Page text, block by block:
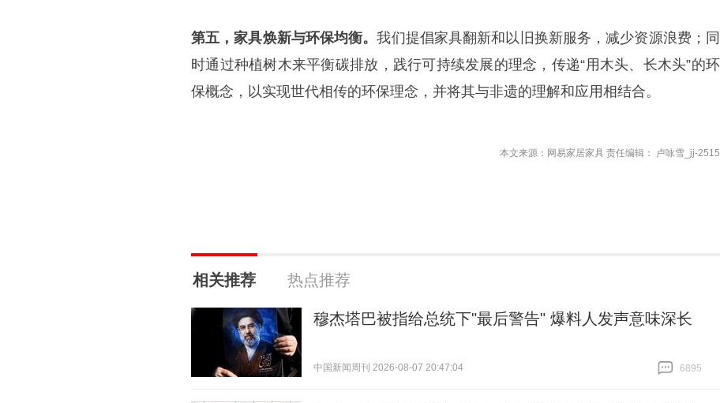
第五，家具焕新与环保均衡。我们提倡家具翻新和以旧换新服务，减少资源浪费；同
时通过种植树木来平衡碳排放，践行可持续发展的理念，传递“用木头、长木头”的环
保概念，以实现世代相传的环保理念，并将其与非遗的理解和应用相结合。
本文来源：网易家居家具 责任编辑： 卢咏雪_jj-2515
相关推荐 热点推荐
穆杰塔巴被指给总统下"最后警告" 爆料人发声意味深长
中国新闻周刊 2026-08-07 20:47:04
6895